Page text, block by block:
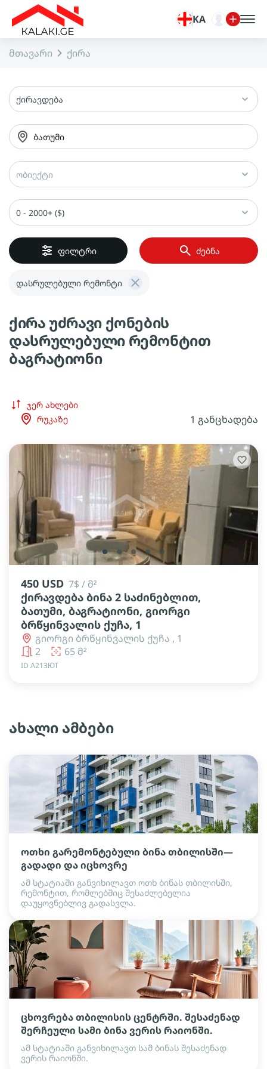
KA
მთავარი ქირა
ქირავდება
ბათუმი
ობიექტი
0 - 2000+ ($)
ფილტრი ძებნა
დასრულებული რემონტი
ქირა უძრავი ქონების
დასრულებული რემონტით
ბაგრატიონი
ჯერ ახლები
რუკაზე
1 განცხადება
lens lens lens lens lens
450 USD 7$ / მ²
ქირავდება ბინა 2 საძინებლით,
ბათუმი, ბაგრატიონი, გიორგი
ბრწყინვალის ქუჩა, 1
გიორგი ბრწყინვალის ქუჩა , 1
2
65 მ²
ID А213ЮТ
ახალი ამბები
ოთხი გარემონტებული ბინა თბილისში—
გადადი და იცხოვრე
ამ სტატიაში განვიხილავთ ოთხ ბინას თბილისში,
რემონტით, რომლებშიც შესაძლებელია
დაუყოვნებლივ გადასვლა.
ცხოვრება თბილისის ცენტრში. შესაძენად
შერჩეული სამი ბინა ვერის რაიონში.
ამ სტატიაში განვიხილავთ სამ ბინას შესაძენად
ვერის რაიონში.